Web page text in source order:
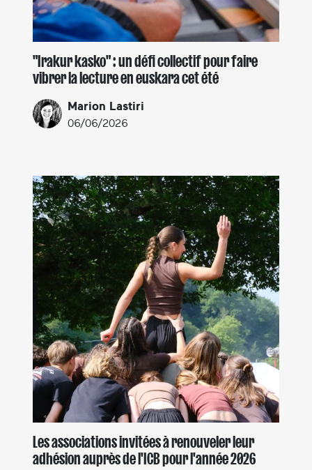
"Irakur kasko" : un défi collectif pour faire
vibrer la lecture en euskara cet été
Marion Lastiri
06/06/2026
Les associations invitées à renouveler leur
adhésion auprès de l'ICB pour l'année 2026